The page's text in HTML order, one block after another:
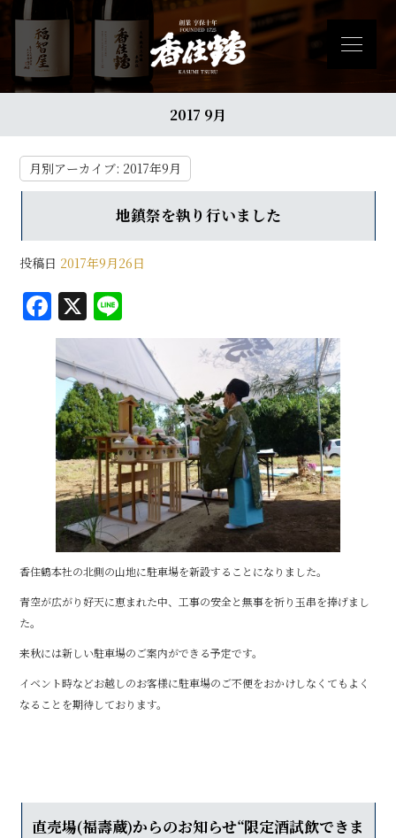
2017 9月
月別アーカイブ: 2017年9月
地鎮祭を執り行いました
投稿日 2017年9月26日
F
a
c
e
b
o
o
k
X
n
香住鶴本社の北側の山地に駐車場を新設することになりました。
青空が広がり好天に恵まれた中、工事の安全と無事を祈り玉串を捧げまし
た。
来秋には新しい駐車場のご案内ができる予定です。
イベント時などお越しのお客様に駐車場のご不便をおかけしなくてもよく
なることを期待しております。
直売場(福壽蔵)からのお知らせ“限定酒試飲できま